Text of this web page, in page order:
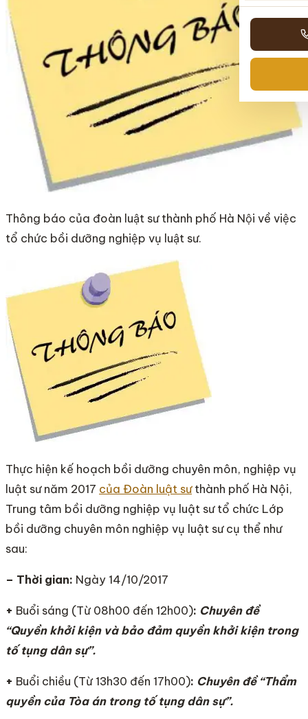
Thông báo của đoàn luật sư thành phố Hà Nội về việc
tổ chức bồi dưỡng nghiệp vụ luật sư.
Thực hiện kế hoạch bồi dưỡng chuyên môn, nghiệp vụ
luật sư năm 2017 của Đoàn luật sưthành phố Hà Nội,
Trung tâm bồi dưỡng nghiệp vụ luật sư tổ chức Lớp
bồi dưỡng chuyên môn nghiệp vụ luật sư cụ thể như
sau:
– Thời gian: Ngày 14/10/2017
+ Buổi sáng (Từ 08h00 đến 12h00): Chuyên đề
“Quyền khởi kiện và bảo đảm quyền khởi kiện trong
tố tụng dân sự”.
+ Buổi chiều (Từ 13h30 đến 17h00): Chuyên đề “Thẩm
quyền của Tòa án trong tố tụng dân sự”.